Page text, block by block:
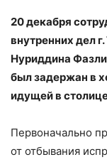
20 декабря
внутренних дел
Нуриддина
был задержан в
идущей в
Первоначально
от отбывания